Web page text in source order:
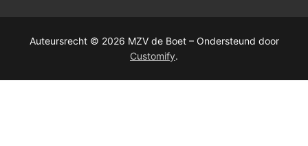
Auteursrecht © 2026 MZV de Boet – Ondersteund door
Customify.